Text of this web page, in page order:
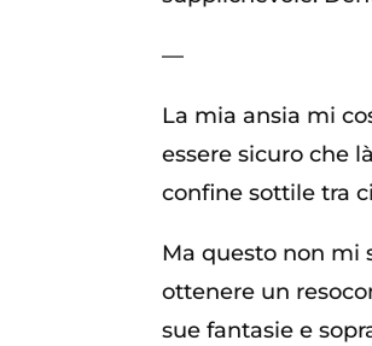
—
La mia ansia mi
essere sicuro che
confine sottile tra
Ma questo non mi
ottenere un
sue fantasie e